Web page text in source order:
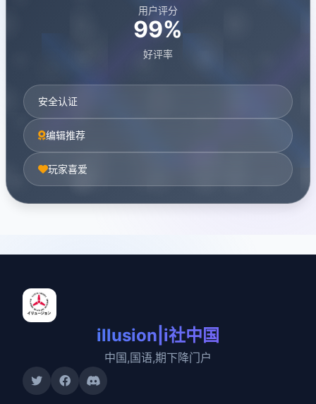
用户评分
99%
好评率
安全认证
编辑推荐
玩家喜爱
illusion|i社中国
中国,国语,期下降门户